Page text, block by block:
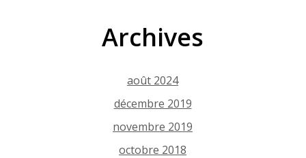
Archives
août 2024
décembre 2019
novembre 2019
octobre 2018